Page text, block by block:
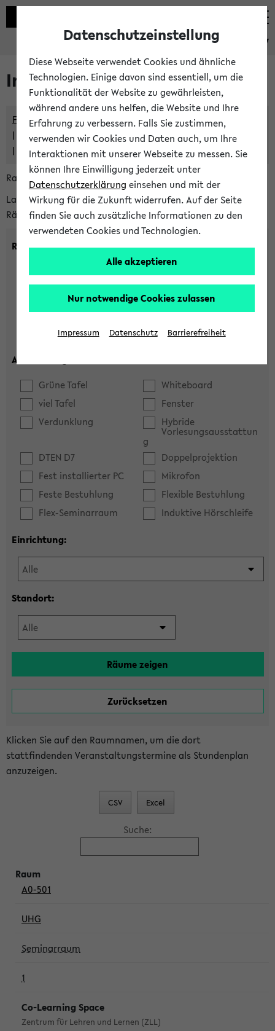
eKVV
Im eKVV verwaltete Räume
Freie Räume und Veranstaltungsüberschneidungen
Raumüberschneidungen
Hinweise der zentralen Raumvergabe
Raumanfragen:
raumvergabe@uni-bielefeld.de
Lassen Sie sich alle Räume anzeigen oder suchen Sie nach
Räumen mit bestimmten Eigenschaften:
Raumkriterien:
max. Plätze:
Ausstattung:
Grüne Tafel
Whiteboard
viel Tafel
Fenster
Verdunklung
Hybride
Vorlesungsausstattun
g
DTEN D7
Doppelprojektion
Fest installierter PC
Mikrofon
Feste Bestuhlung
Flexible Bestuhlung
Flex-Seminarraum
Induktive Hörschleife
Einrichtung:
Standort:
Klicken Sie auf den Raumnamen, um die dort
stattfindenden Veranstaltungstermine als Stundenplan
anzuzeigen.
CSV Excel
Suche:
A0-501
UHG
Seminarraum
1
Co-Learning Space
Zentrum für Lehren und Lernen (ZLL)
Datenschutzeinstellung
Diese Webseite verwendet Cookies und ähnliche
Technologien. Einige davon sind essentiell, um die
Funktionalität der Website zu gewährleisten,
während andere uns helfen, die Website und Ihre
Erfahrung zu verbessern. Falls Sie zustimmen,
verwenden wir Cookies und Daten auch, um Ihre
Interaktionen mit unserer Webseite zu messen. Sie
können Ihre Einwilligung jederzeit unter
Datenschutzerklärung einsehen und mit der
Wirkung für die Zukunft widerrufen. Auf der Seite
finden Sie auch zusätzliche Informationen zu den
verwendeten Cookies und Technologien.
Alle akzeptieren
Nur notwendige Cookies zulassen
Impressum Datenschutz Barrierefreiheit